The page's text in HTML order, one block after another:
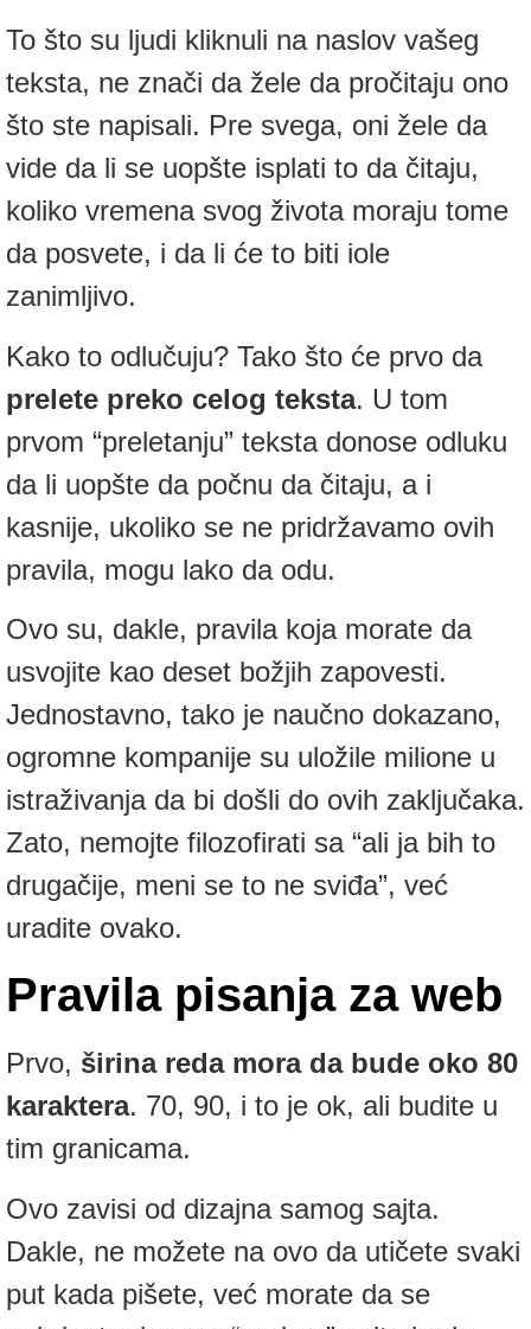
To što su ljudi kliknuli na naslov vašeg
teksta, ne znači da žele da pročitaju ono
što ste napisali. Pre svega, oni žele da
vide da li se uopšte isplati to da čitaju,
koliko vremena svog života moraju tome
da posvete, i da li će to biti iole
zanimljivo.
Kako to odlučuju? Tako što će prvo da
prelete preko celog teksta. U tom
prvom “preletanju” teksta donose odluku
da li uopšte da počnu da čitaju, a i
kasnije, ukoliko se ne pridržavamo ovih
pravila, mogu lako da odu.
Ovo su, dakle, pravila koja morate da
usvojite kao deset božjih zapovesti.
Jednostavno, tako je naučno dokazano,
ogromne kompanije su uložile milione u
istraživanja da bi došli do ovih zaključaka.
Zato, nemojte filozofirati sa “ali ja bih to
drugačije, meni se to ne sviđa”, već
uradite ovako.
Pravila pisanja za web
Prvo, širina reda mora da bude oko 80
karaktera. 70, 90, i to je ok, ali budite u
tim granicama.
Ovo zavisi od dizajna samog sajta.
Dakle, ne možete na ovo da utičete svaki
put kada pišete, već morate da se